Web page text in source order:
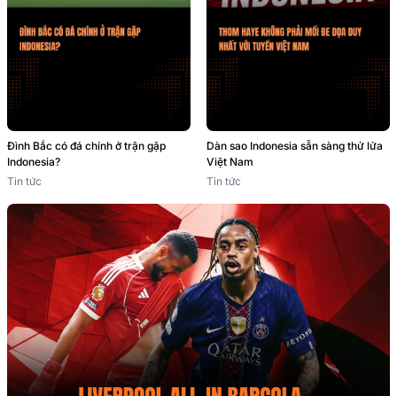
Đình Bắc có đá chính ở trận gặp
Indonesia?
Tin tức
Dàn sao Indonesia sẵn sàng thử lửa
Việt Nam
Tin tức